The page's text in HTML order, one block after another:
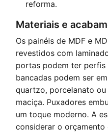
reforma.
Materiais e
Os painéis de MDF e
revestidos com
portas podem ter perfis
bancadas podem ser
quartzo, porcelanato
maciça. Puxadores
um toque moderno. A
considerar o orçamento